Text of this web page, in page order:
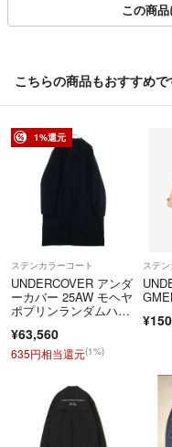
/ RAGTAGニュウマン高輪
TAGなんばパークス店 /
島府中店 / RAGTAG福岡
rt銀座店 / rt名古屋店
この商
こちらの商品もおすすめで
1%還元
ステンカラーコート
UNDERCOVER アンダ
ーカバー 25AW モヘヤ
ポプリンランダムハ
カラーコート ブラッ
ク UC2E4307
¥63,560
635円相当還元(1%)
ステ